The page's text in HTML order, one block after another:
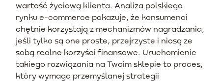
wartość życiową klienta. Analiza polskiego
rynku e-commerce pokazuje, że konsumenci
chętnie korzystają z mechanizmów nagradzania,
jeśli tylko są one proste, przejrzyste i niosą ze
sobą realne korzyści finansowe. Uruchomienie
takiego rozwiązania na Twoim sklepie to proces,
który wymaga przemyślanej strategii